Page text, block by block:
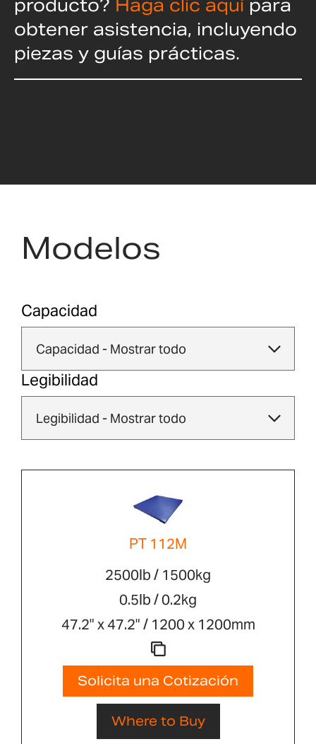
producto? Haga clic aquí para
obtener asistencia, incluyendo
piezas y guías prácticas.
Modelos
Capacidad
Legibilidad
PT 112M
2500lb / 1500kg
0.5lb / 0.2kg
47.2" x 47.2" / 1200 x 1200mm
Solicita una Cotización
Where to Buy